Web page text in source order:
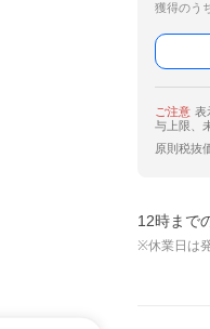
獲得のう
ご注意 表
与上限、
原則税抜
12時まで
※休業日は